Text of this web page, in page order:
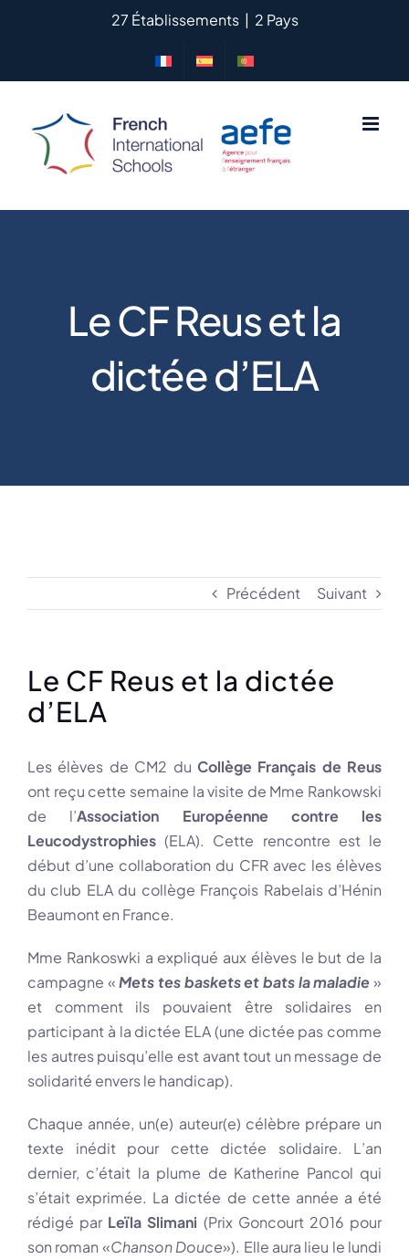
27 Établissements | 2 Pays
Le CF Reus et la
dictée d’ELA
Précédent Suivant
Le CF Reus et la dictée
d’ELA
Les élèves de CM2 du Collège Français de Reus
ont reçu cette semaine la visite de Mme Rankowski
de l’Association Européenne contre les
Leucodystrophies (ELA). Cette rencontre est le
début d’une collaboration du CFR avec les élèves
du club ELA du collège François Rabelais d’Hénin
Beaumont en France.
Mme Rankoswki a expliqué aux élèves le but de la
campagne « Mets tes baskets et bats la maladie»
et comment ils pouvaient être solidaires en
participant à la dictée ELA (une dictée pas comme
les autres puisqu’elle est avant tout un message de
solidarité envers le handicap).
Chaque année, un(e) auteur(e) célèbre prépare un
texte inédit pour cette dictée solidaire. L’an
dernier, c’était la plume de Katherine Pancol qui
s’était exprimée. La dictée de cette année a été
rédigé par Leïla Slimani (Prix Goncourt 2016 pour
son roman «Chanson Douce»). Elle aura lieu le lundi